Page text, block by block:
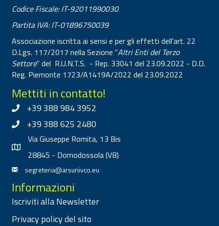
Codice Fiscale: IT-92011990030
Partita IVA: IT-01896750039
Associazione iscritta ai sensi e per gli effetti dell'art. 22
D.Lgs. 117/2017 nella Sezione "Altri Enti del Terzo
Settore" del R.U.N.T.S. - Rep. 33041 del 23.09.2022 - D.D.
Reg. Piemonte 1723/A1419A/2022 del 23.09.2022
Mettiti in contatto!
+39 388 984 3952
+39 388 625 2480
Via Giuseppe Romita, 13 Bis
28845 - Domodossola (VB)
segreteria@arsunivco.eu
Informazioni
Iscriviti alla Newsletter
Privacy policy del sito